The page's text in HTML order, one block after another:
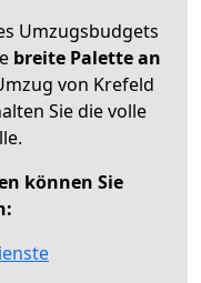
Umzugsbudgets
breite Palette an
von Krefeld
Sie die volle
können Sie